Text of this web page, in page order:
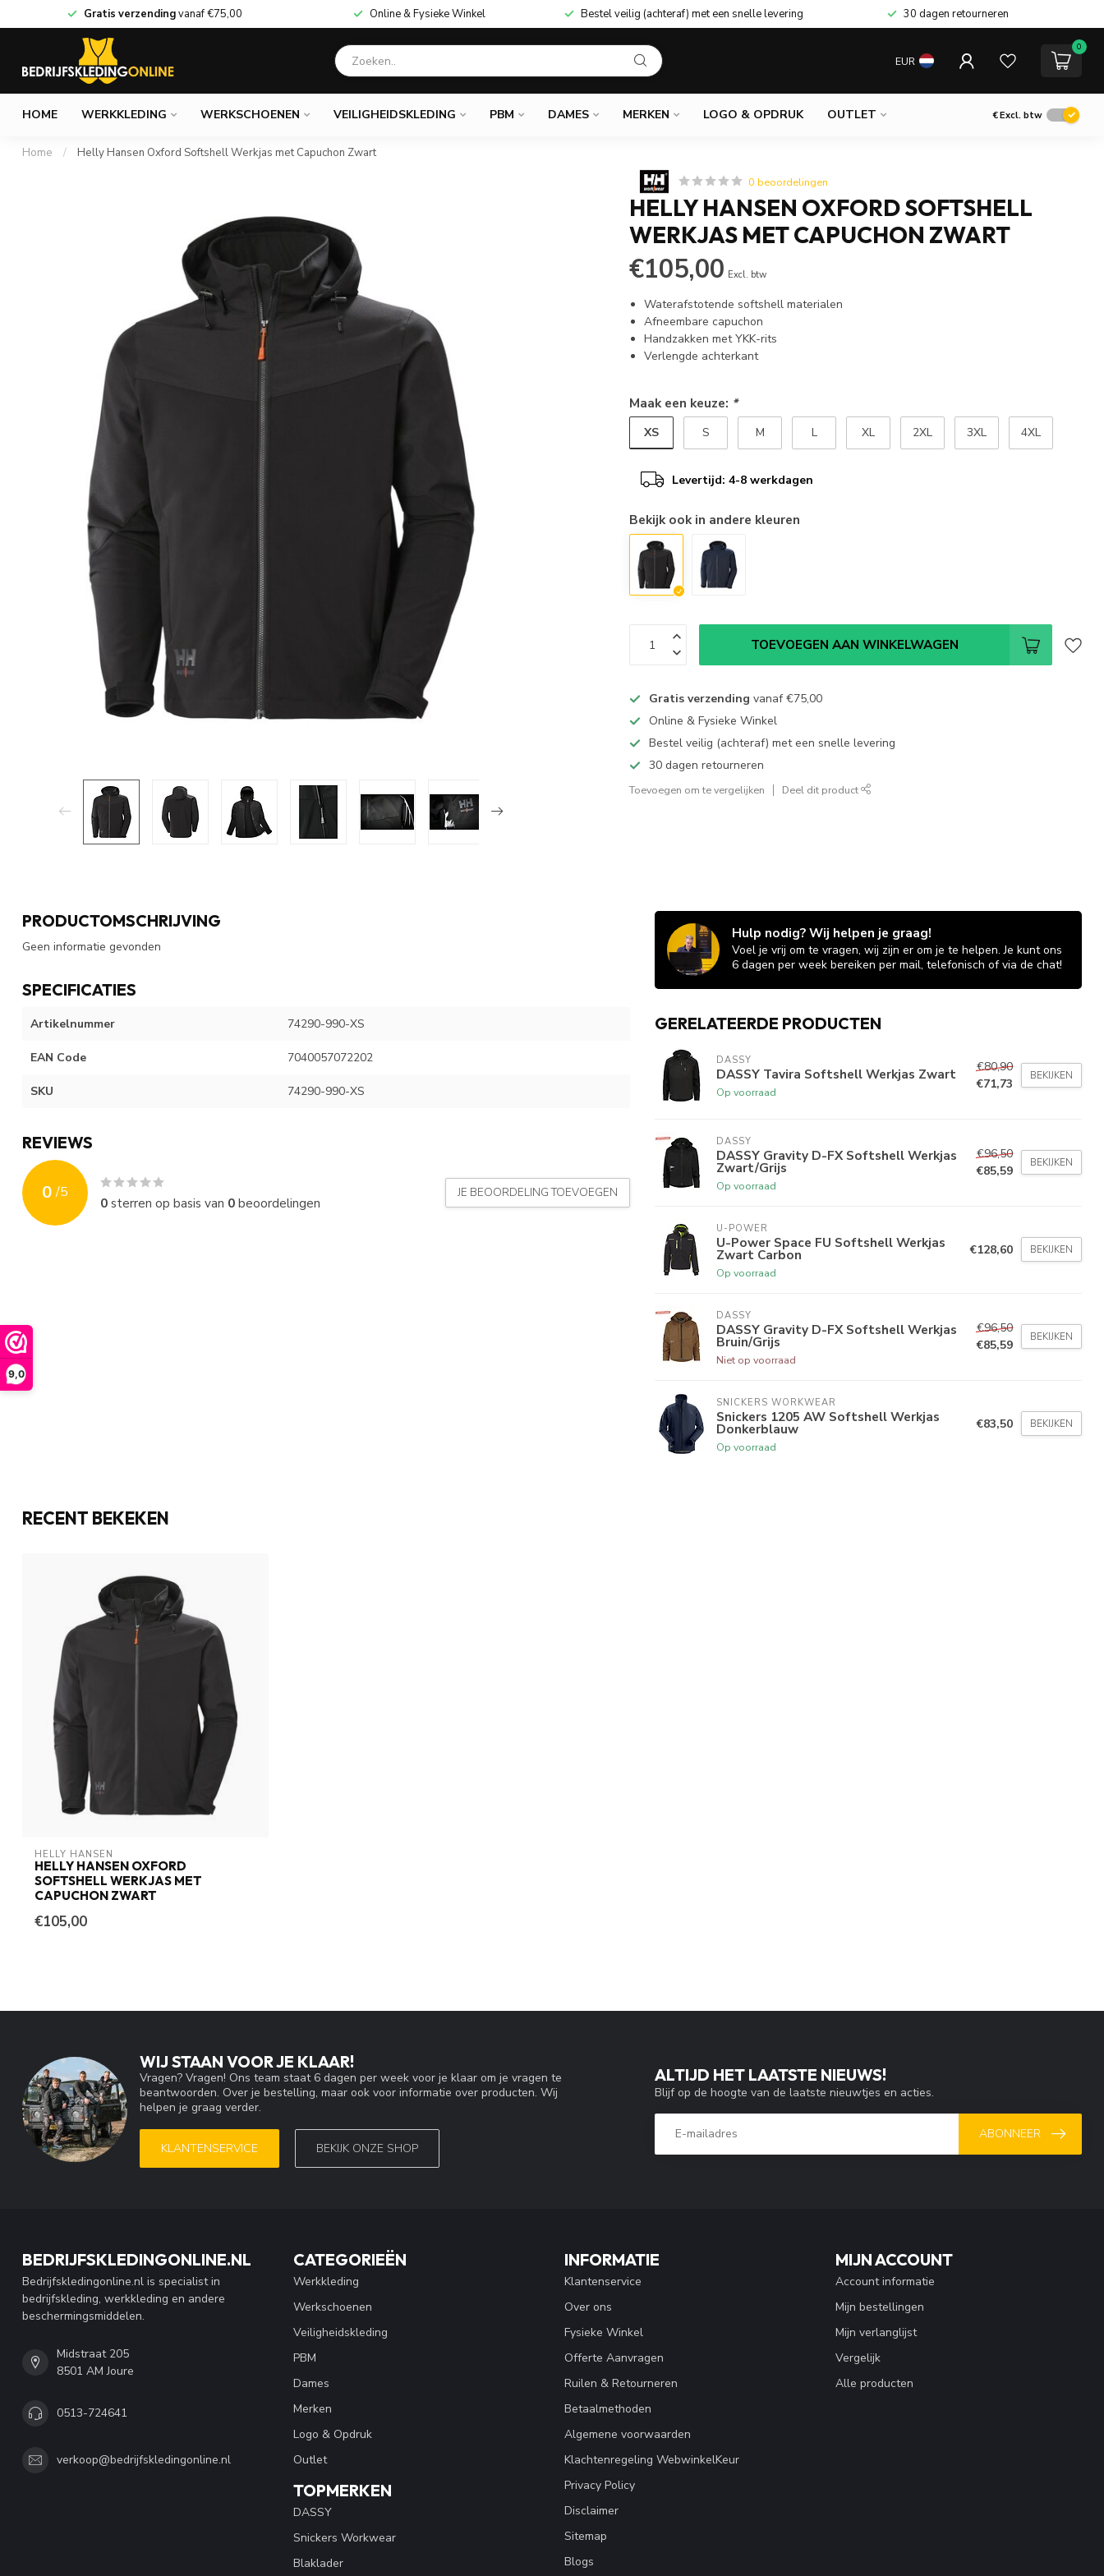
9,0
Gratis verzendingvanaf€75,00 Online & Fysieke Winkel Bestel veilig (achteraf) met een snelle levering 30 dagen retourneren
EUR
0
HOME WERKKLEDING WERKSCHOENEN VEILIGHEIDSKLEDING PBM DAMES MERKEN LOGO & OPDRUK OUTLET €Excl. btw
Home / Helly Hansen Oxford Softshell Werkjas met Capuchon Zwart
0 beoordelingen
HELLY HANSEN OXFORD SOFTSHELL
WERKJAS MET CAPUCHON ZWART
€105,00 Excl. btw
Waterafstotende softshell materialen
Afneembare capuchon
Handzakken met YKK-rits
Verlengde achterkant
Maak een keuze: *
XS S M L XL 2XL 3XL 4XL
Levertijd: 4-8 werkdagen
Bekijk ook in andere kleuren
TOEVOEGEN AAN WINKELWAGEN
Gratis verzending vanaf€75,00
Online & Fysieke Winkel
Bestel veilig (achteraf) met een snelle levering
30 dagen retourneren
Toevoegen om te vergelijken Deel dit product
PRODUCTOMSCHRIJVING
Geen informatie gevonden
SPECIFICATIES
Artikelnummer 74290-990-XS
EAN Code 7040057072202
SKU 74290-990-XS
REVIEWS
0 /5
0sterren op basis van 0beoordelingen
JE BEOORDELING TOEVOEGEN
Hulp nodig? Wij helpen je graag!
Voel je vrij om te vragen, wij zijn er om je te helpen. Je kunt ons
6 dagen per week bereiken per mail, telefonisch of via de chat!
GERELATEERDE PRODUCTEN
DASSY
DASSY Tavira Softshell Werkjas Zwart
Op voorraad
€80,90
€71,73
BEKIJKEN
DASSY
DASSY Gravity D-FX Softshell Werkjas
Zwart/Grijs
Op voorraad
€96,50
€85,59
BEKIJKEN
U-POWER
U-Power Space FU Softshell Werkjas
Zwart Carbon
Op voorraad
€128,60 BEKIJKEN
DASSY
DASSY Gravity D-FX Softshell Werkjas
Bruin/Grijs
Niet op voorraad
€96,50
€85,59
BEKIJKEN
SNICKERS WORKWEAR
Snickers 1205 AW Softshell Werkjas
Donkerblauw
Op voorraad
€83,50 BEKIJKEN
RECENT BEKEKEN
HELLY HANSEN
HELLY HANSEN OXFORD
SOFTSHELL WERKJAS MET
CAPUCHON ZWART
€105,00
WIJ STAAN VOOR JE KLAAR!
Vragen? Vragen! Ons team staat 6 dagen per week voor je klaar om je vragen te
beantwoorden. Over je bestelling, maar ook voor informatie over producten. Wij
helpen je graag verder.
KLANTENSERVICE BEKIJK ONZE SHOP
ALTIJD HET LAATSTE NIEUWS!
Blijf op de hoogte van de laatste nieuwtjes en acties.
ABONNEER
BEDRIJFSKLEDINGONLINE.NL
Bedrijfskledingonline.nl is specialist in
bedrijfskleding, werkkleding en andere
beschermingsmiddelen.
Midstraat 205
8501 AM Joure
0513-724641
verkoop@bedrijfskledingonline.nl
CATEGORIEËN
Werkkleding
Werkschoenen
Veiligheidskleding
PBM
Dames
Merken
Logo & Opdruk
Outlet
TOPMERKEN
DASSY
Snickers Workwear
Blaklader
INFORMATIE
Klantenservice
Over ons
Fysieke Winkel
Offerte Aanvragen
Ruilen & Retourneren
Betaalmethoden
Algemene voorwaarden
Klachtenregeling WebwinkelKeur
Privacy Policy
Disclaimer
Sitemap
Blogs
MIJN ACCOUNT
Account informatie
Mijn bestellingen
Mijn verlanglijst
Vergelijk
Alle producten